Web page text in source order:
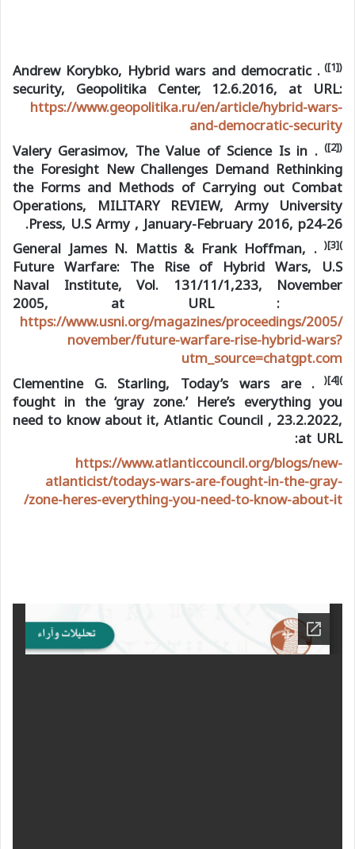
([1])
. Andrew Korybko, Hybrid wars and democratic
security, Geopolitika Center, 12.6.2016, at URL:
https://www.geopolitika.ru/en/article/hybrid-wars-
and-democratic-security
([2])
. Valery Gerasimov, The Value of Science Is in
the Foresight New Challenges Demand Rethinking
the Forms and Methods of Carrying out Combat
Operations, MILITARY REVIEW, Army University
Press, U.S Army , January-February 2016, p24-26.
)[3]
(
. General James N. Mattis & Frank Hoffman,
Future Warfare: The Rise of Hybrid Wars, U.S
Naval Institute, Vol. 131/11/1,233, November
2005, at URL :
https://www.usni.org/magazines/proceedings/2005/
november/future-warfare-rise-hybrid-wars?
utm_source=chatgpt.com
)[4]
(
. Clementine G. Starling, Today’s wars are
fought in the ‘gray zone.’ Here’s everything you
need to know about it, Atlantic Council , 23.2.2022,
at URL:
https://www.atlanticcouncil.org/blogs/new-
atlanticist/todays-wars-are-fought-in-the-gray-
zone-heres-everything-you-need-to-know-about-it/